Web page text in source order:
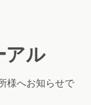
アル
様へお知らせで